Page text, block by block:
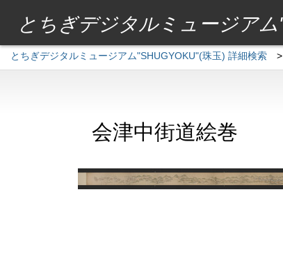
とちぎデジタルミュージアム
とちぎデジタルミュージアム"SHUGYOKU"(珠玉) 詳細検索
会津中街道絵巻